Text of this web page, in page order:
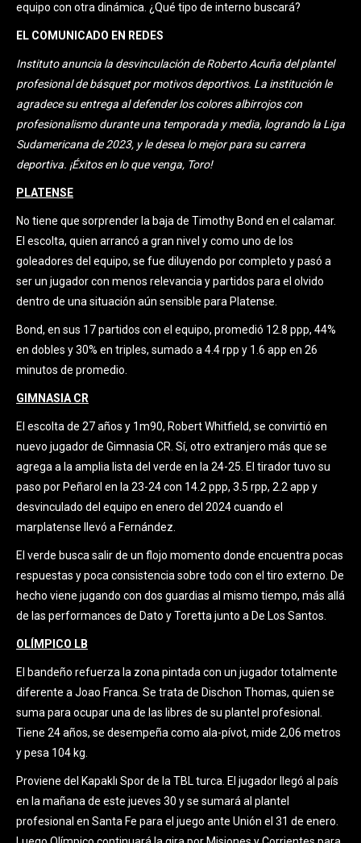
equipo con otra dinámica. ¿Qué tipo de interno buscará?
EL COMUNICADO EN REDES
Instituto anuncia la desvinculación de Roberto Acuña del plantel
profesional de básquet por motivos deportivos. La institución le
agradece su entrega al defender los colores albirrojos con
profesionalismo durante una temporada y media, logrando la Liga
Sudamericana de 2023, y le desea lo mejor para su carrera
deportiva. ¡Éxitos en lo que venga, Toro!
PLATENSE
No tiene que sorprender la baja de Timothy Bond en el calamar.
El escolta, quien arrancó a gran nivel y como uno de los
goleadores del equipo, se fue diluyendo por completo y pasó a
ser un jugador con menos relevancia y partidos para el olvido
dentro de una situación aún sensible para Platense.
Bond, en sus 17 partidos con el equipo, promedió 12.8 ppp, 44%
en dobles y 30% en triples, sumado a 4.4 rpp y 1.6 app en 26
minutos de promedio.
GIMNASIA CR
El escolta de 27 años y 1m90, Robert Whitfield, se convirtió en
nuevo jugador de Gimnasia CR. Sí, otro extranjero más que se
agrega a la amplia lista del verde en la 24-25. El tirador tuvo su
paso por Peñarol en la 23-24 con 14.2 ppp, 3.5 rpp, 2.2 app y
desvinculado del equipo en enero del 2024 cuando el
marplatense llevó a Fernández.
El verde busca salir de un flojo momento donde encuentra pocas
respuestas y poca consistencia sobre todo con el tiro externo. De
hecho viene jugando con dos guardias al mismo tiempo, más allá
de las performances de Dato y Toretta junto a De Los Santos.
OLÍMPICO LB
El bandeño refuerza la zona pintada con un jugador totalmente
diferente a Joao Franca. Se trata de Dischon Thomas, quien se
suma para ocupar una de las libres de su plantel profesional.
Tiene 24 años, se desempeña como ala-pívot, mide 2,06 metros
y pesa 104 kg.
Proviene del Kapaklı Spor de la TBL turca. El jugador llegó al país
en la mañana de este jueves 30 y se sumará al plantel
profesional en Santa Fe para el juego ante Unión el 31 de enero.